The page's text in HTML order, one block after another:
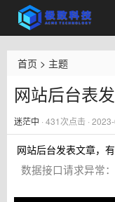
首页 > 主题
网站后台表
迷茫中 · 431 次点击 ·
网站后台发表文章，
数据接口请求异常